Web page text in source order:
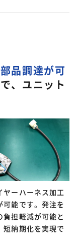
部品調達が可
、ユニット
ヤーハーネス加工
可能です。発注を
担軽減が可能と
短納期化を実現で